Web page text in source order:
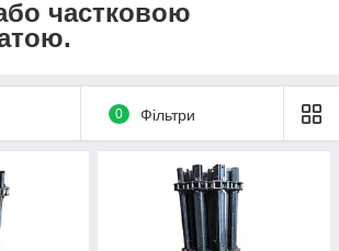
частковою
0 Фільтри